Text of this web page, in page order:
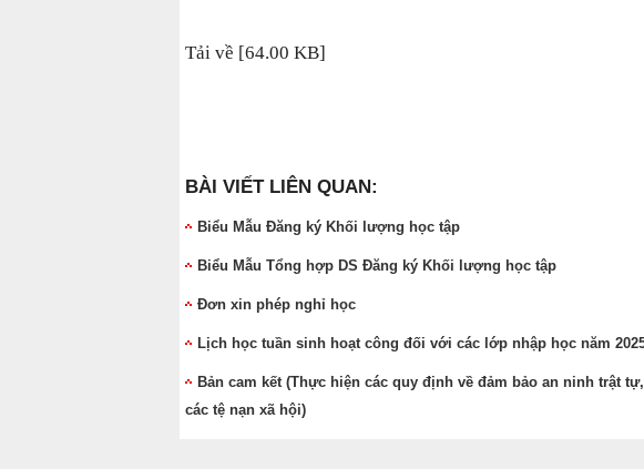
Tải về [64.00 KB]
BÀI VIẾT LIÊN QUAN:
Biểu Mẫu Đăng ký Khối lượng học tập
Biểu Mẫu Tổng hợp DS Đăng ký Khối lượng học tập
Đơn xin phép nghỉ học
Lịch học tuần sinh hoạt công đối với các lớp nhập học năm
Bản cam kết (Thực hiện các quy định về đảm bảo an ninh trật
các tệ nạn xã hội)